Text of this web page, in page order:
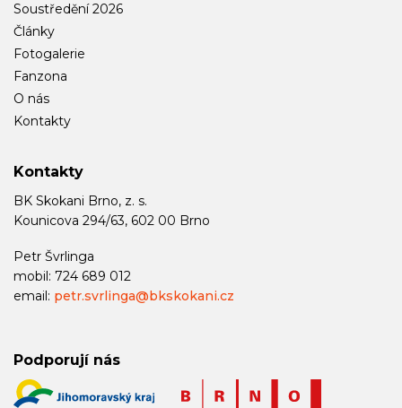
Soustředění 2026
Články
Fotogalerie
Fanzona
O nás
Kontakty
Kontakty
BK Skokani Brno, z. s.
Kounicova 294/63, 602 00 Brno
Petr Švrlinga
mobil: 724 689 012
email: petr.svrlinga@bkskokani.cz
Podporují nás